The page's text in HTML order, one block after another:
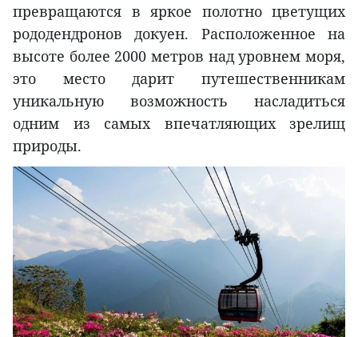
превращаются в яркое полотно цветущих
рододендронов докуен. Расположенное на
высоте более 2000 метров над уровнем моря,
это место дарит путешественникам
уникальную возможность насладиться
одним из самых впечатляющих зрелищ
природы.